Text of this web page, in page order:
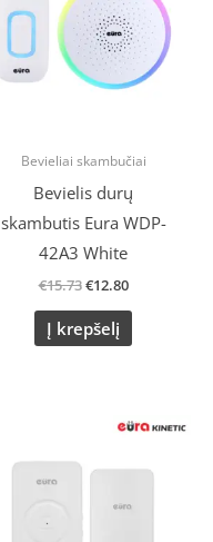
Bevieliai skambučiai
Bevielis durų
skambutis Eura WDP-
42A3 White
€15.73€12.80
Į krepšelį